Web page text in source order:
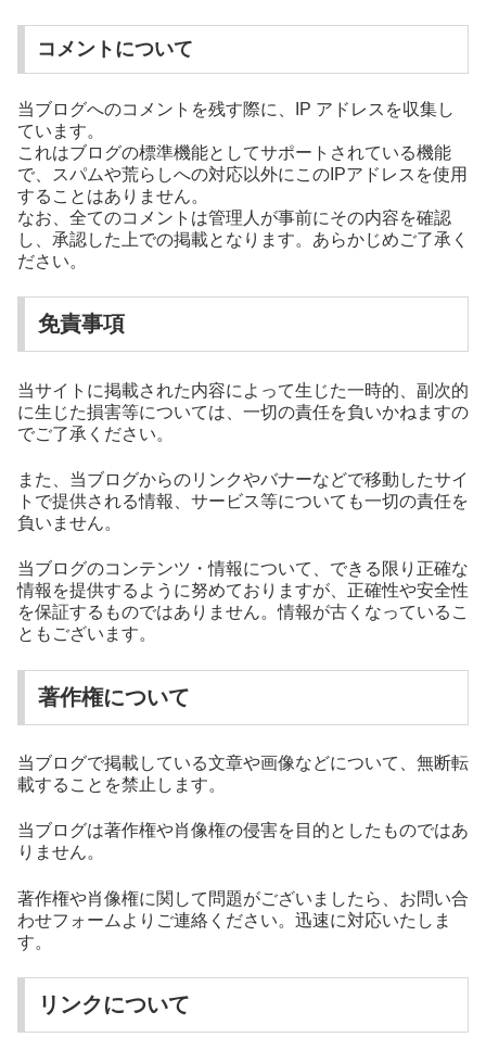
コメントについて
当ブログへのコメントを残す際に、IP アドレスを収集し
ています。
これはブログの標準機能としてサポートされている機能
で、スパムや荒らしへの対応以外にこのIPアドレスを使用
することはありません。
なお、全てのコメントは管理人が事前にその内容を確認
し、承認した上での掲載となります。あらかじめご了承く
ださい。
免責事項
当サイトに掲載された内容によって生じた一時的、副次的
に生じた損害等については、一切の責任を負いかねますの
でご了承ください。
また、当ブログからのリンクやバナーなどで移動したサイ
トで提供される情報、サービス等についても一切の責任を
負いません。
当ブログのコンテンツ・情報について、できる限り正確な
情報を提供するように努めておりますが、正確性や安全性
を保証するものではありません。情報が古くなっているこ
ともございます。
著作権について
当ブログで掲載している文章や画像などについて、無断転
載することを禁止します。
当ブログは著作権や肖像権の侵害を目的としたものではあ
りません。
著作権や肖像権に関して問題がございましたら、お問い合
わせフォームよりご連絡ください。迅速に対応いたしま
す。
リンクについて